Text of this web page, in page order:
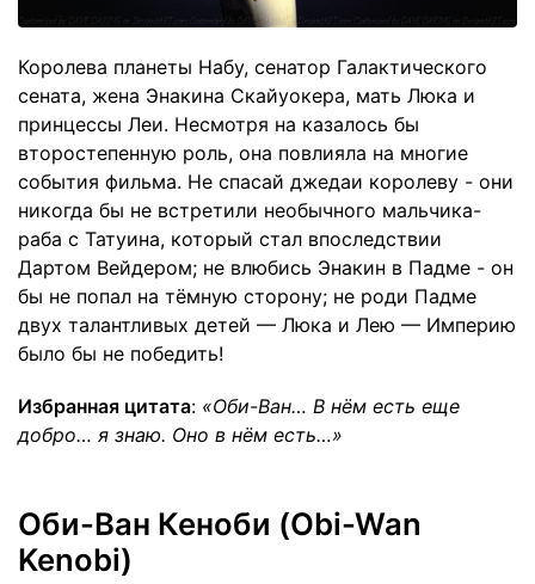
Королева планеты Набу, сенатор Галактического
сената, жена Энакина Скайуокера, мать Люка и
принцессы Леи. Несмотря на казалось бы
второстепенную роль, она повлияла на многие
события фильма. Не спасай джедаи королеву - они
никогда бы не встретили необычного мальчика-
раба с Татуина, который стал впоследствии
Дартом Вейдером; не влюбись Энакин в Падме - он
бы не попал на тёмную сторону; не роди Падме
двух талантливых детей — Люка и Лею — Империю
было бы не победить!
Избранная цитата: «Оби-Ван… В нём есть еще
добро… я знаю. Оно в нём есть…»
Оби-Ван Кеноби (Obi-Wan
Kenobi)